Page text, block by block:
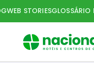
WEB STORIES